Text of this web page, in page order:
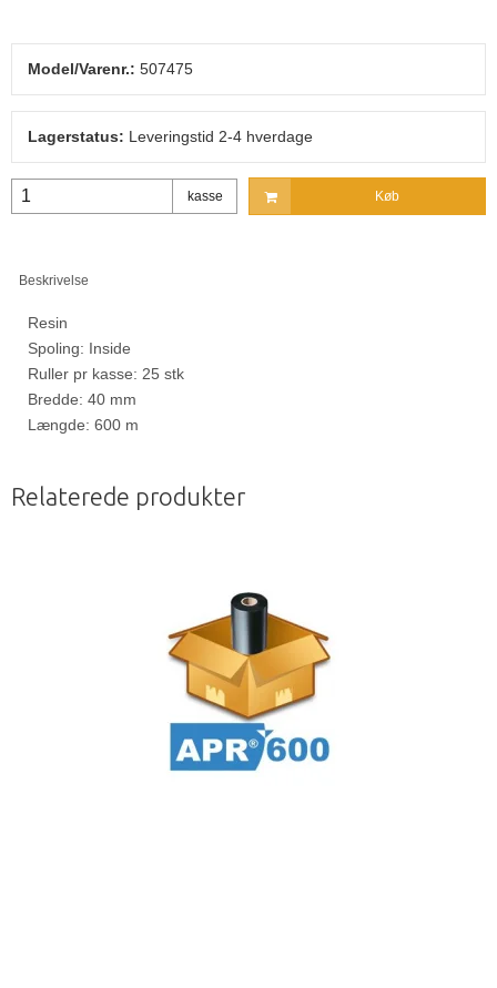
Model/Varenr.: 507475
Lagerstatus: Leveringstid 2-4 hverdage
kasse Køb
Beskrivelse
Resin
Spoling: Inside
Ruller pr kasse: 25 stk
Bredde: 40 mm
Længde: 600 m
Relaterede produkter